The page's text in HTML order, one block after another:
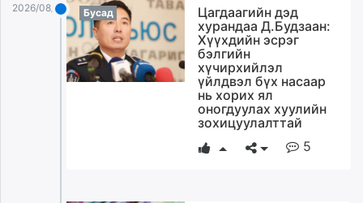
shudarga.mn
shuurhai.mn
unuudur.mn
2026/08/05 Бусад
Цагдаагийн дэд
хурандаа Д.Будзаан:
Хүүхдийн эсрэг
бэлгийн
хүчирхийлэл
үйлдвэл бүх насаар
нь хорих ял
оногдуулах хуулийн
зохицуулалттай
5